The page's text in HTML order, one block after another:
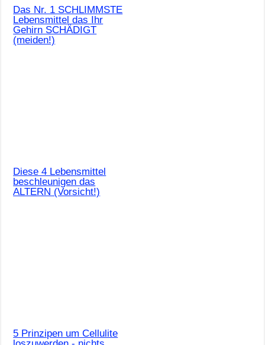
Das Nr. 1 SCHLIMMSTE
Lebensmittel das Ihr
Gehirn SCHÄDIGT
(meiden!)
Diese 4 Lebensmittel
beschleunigen das
ALTERN (Vorsicht!)
5 Prinzipen um Cellulite